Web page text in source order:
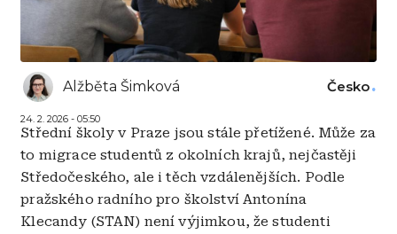
Alžběta Šimková
24. 2. 2026 - 05:50
Česko
Střední školy v Praze jsou stále přetížené. Může za
to migrace studentů z okolních krajů, nejčastěji
Středočeského, ale i těch vzdálenějších. Podle
pražského radního pro školství Antonína
Klecandy (STAN) není výjimkou, že studenti